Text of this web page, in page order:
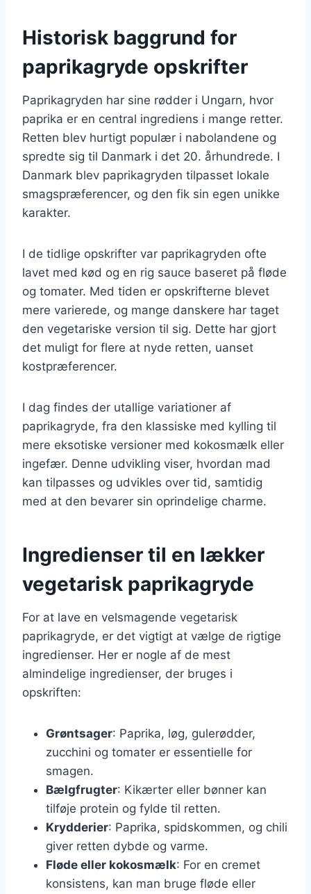
Historisk baggrund for
paprikagryde opskrifter
Paprikagryden har sine rødder i Ungarn, hvor
paprika er en central ingrediens i mange retter.
Retten blev hurtigt populær i nabolandene og
spredte sig til Danmark i det 20. århundrede. I
Danmark blev paprikagryden tilpasset lokale
smagspræferencer, og den fik sin egen unikke
karakter.
I de tidlige opskrifter var paprikagryden ofte
lavet med kød og en rig sauce baseret på fløde
og tomater. Med tiden er opskrifterne blevet
mere varierede, og mange danskere har taget
den vegetariske version til sig. Dette har gjort
det muligt for flere at nyde retten, uanset
kostpræferencer.
I dag findes der utallige variationer af
paprikagryde, fra den klassiske med kylling til
mere eksotiske versioner med kokosmælk eller
ingefær. Denne udvikling viser, hvordan mad
kan tilpasses og udvikles over tid, samtidig
med at den bevarer sin oprindelige charme.
Ingredienser til en lækker
vegetarisk paprikagryde
For at lave en velsmagende vegetarisk
paprikagryde, er det vigtigt at vælge de rigtige
ingredienser. Her er nogle af de mest
almindelige ingredienser, der bruges i
opskriften:
Grøntsager: Paprika, løg, gulerødder,
zucchini og tomater er essentielle for
smagen.
Bælgfrugter: Kikærter eller bønner kan
tilføje protein og fylde til retten.
Krydderier: Paprika, spidskommen, og chili
giver retten dybde og varme.
Fløde eller kokosmælk: For en cremet
konsistens, kan man bruge fløde eller